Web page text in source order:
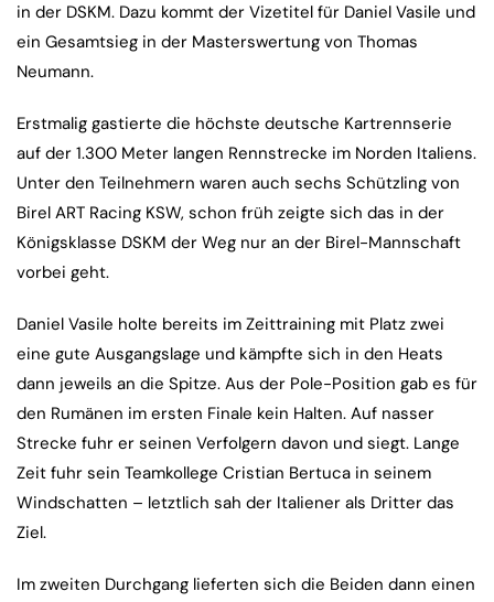
in der DSKM. Dazu kommt der Vizetitel für Daniel Vasile und
ein Gesamtsieg in der Masterswertung von Thomas
Neumann.
Erstmalig gastierte die höchste deutsche Kartrennserie
auf der 1.300 Meter langen Rennstrecke im Norden Italiens.
Unter den Teilnehmern waren auch sechs Schützling von
Birel ART Racing KSW, schon früh zeigte sich das in der
Königsklasse DSKM der Weg nur an der Birel-Mannschaft
vorbei geht.
Daniel Vasile holte bereits im Zeittraining mit Platz zwei
eine gute Ausgangslage und kämpfte sich in den Heats
dann jeweils an die Spitze. Aus der Pole-Position gab es für
den Rumänen im ersten Finale kein Halten. Auf nasser
Strecke fuhr er seinen Verfolgern davon und siegt. Lange
Zeit fuhr sein Teamkollege Cristian Bertuca in seinem
Windschatten – letztlich sah der Italiener als Dritter das
Ziel.
Im zweiten Durchgang lieferten sich die Beiden dann einen